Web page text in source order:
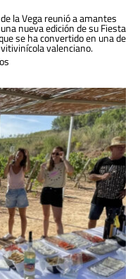
la Vega reunió a amantes
nueva edición de su Fiesta
se ha convertido en una de
valenciano.